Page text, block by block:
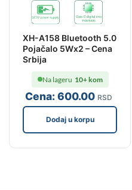
XH-A158 Bluetooth 5.0
Pojačalo 5Wx2 – Cena
Srbija
Cena:600.00 RSD
Na lageru 10+ kom
Dodaj u korpu